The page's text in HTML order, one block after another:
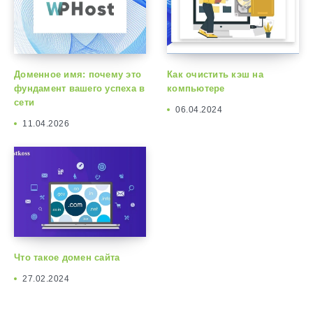
Доменное имя: почему это
фундамент вашего успеха в
сети
11.04.2026
Как очистить кэш на
компьютере
06.04.2024
Что такое домен сайта
27.02.2024